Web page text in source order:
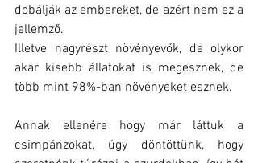
dobálják az embereket, de azért nem ez a
jellemző.
Illetve nagyrészt növényevők, de olykor
akár kisebb állatokat is megesznek, de
több mint 98%-ban növényeket esznek.
Annak ellenére hogy már láttuk a
csimpánzokat, úgy döntöttünk, hogy